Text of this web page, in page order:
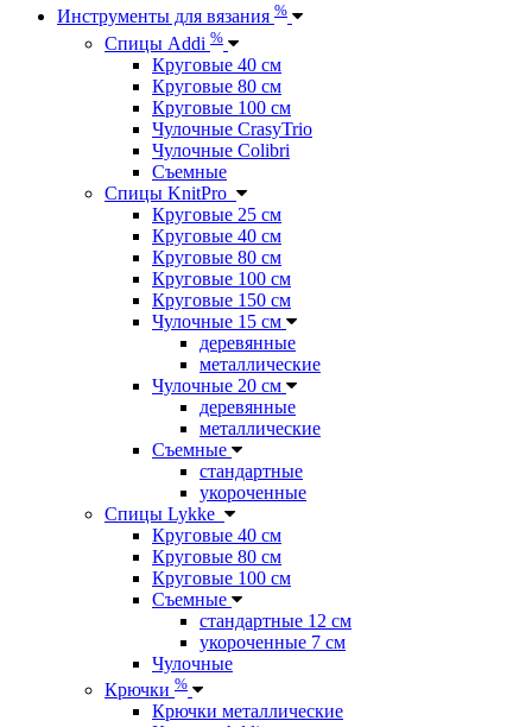
Инструменты для вязания %
Спицы Addi %
Круговые 40 см
Круговые 80 см
Круговые 100 см
Чулочные CrasyTrio
Чулочные Colibri
Съемные
Спицы KnitPro
Круговые 25 см
Круговые 40 см
Круговые 80 см
Круговые 100 см
Круговые 150 см
Чулочные 15 см
деревянные
металлические
Чулочные 20 см
деревянные
металлические
Съемные
стандартные
укороченные
Спицы Lykke
Круговые 40 см
Круговые 80 см
Круговые 100 см
Съемные
стандартные 12 см
укороченные 7 см
Чулочные
Крючки %
Крючки металлические